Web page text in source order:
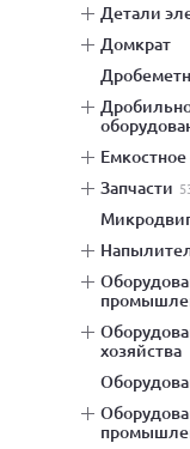
детали
домкрат
дробильно-измельчительное
запчасти
оборудование для горнодобывающей
оборудование для железнодорожного
хозяйства
оборудование для нефтегазовой